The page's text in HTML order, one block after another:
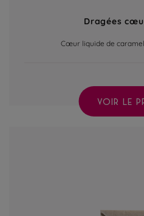
Dragées
Cœur liquide de
VOIR LE